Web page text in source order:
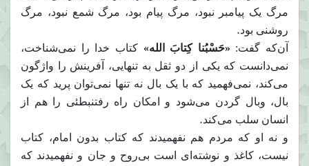
مرگ یک پیامبر نبود، مرگ پیام بود، مرگ شمع نبود، مرگ
روشنى بود.
آن‌که گفت: «حَسْبُنا کِتابَ الله» کتاب خدا را نمی‌شناخت،
نمی‌دانست که یکى از دو ثقل به تنهایى، آفرینش را واژگون
می‌کند، نمی‌فهمید که با یک بال نه تنها نمی‌توان پرید که یک
بال، وبال گردن می‌شود و امکان راه رفتنبطئى را هم از
انسان سلب می‌کند.
و نه او که مردم هم نفهمیدند که کتاب بدون امام، کتاب
نیست، کاغذ و نوشته‌اى است بی‌روح و جان و نفهمیدند که